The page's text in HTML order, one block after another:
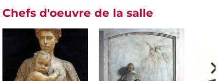
Chefs d'oeuvre de la salle